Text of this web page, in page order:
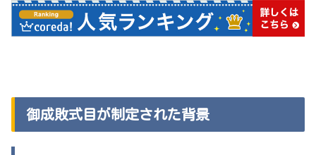
御成敗式目が制定された背景